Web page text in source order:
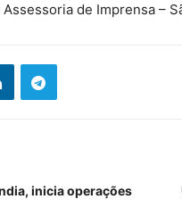
Assessoria de Imprensa –
inicia operações